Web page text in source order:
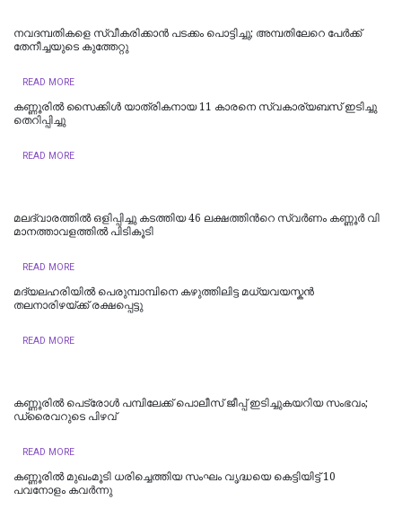
നവദമ്പതികളെ സ്വീകരിക്കാന്‍ പടക്കം പൊട്ടിച്ചു; അമ്പതിലേറെ പേര്‍ക്ക്
തേനീച്ചയുടെ കുത്തേറ്റു
READ MORE
കണ്ണൂരിൽ സൈക്കിൾ യാത്രികനായ 11 കാരനെ സ്വകാര്യബസ് ഇടിച്ചു
തെറിപ്പിച്ചു
READ MORE
മലദ്വാരത്തിൽ ഒളിപ്പിച്ചു കടത്തിയ 46 ല​ക്ഷ​ത്തി​ന്‍റെ സ്വ​ർ​ണം ക​ണ്ണൂ​ർ വി​
മാ​ന​ത്താ​വ​ള​ത്തി​ൽ പി​ടി​കൂ​ടി
READ MORE
മദ്യലഹരിയിൽ പെരുമ്പാമ്പിനെ കഴുത്തിലിട്ട മധ്യവയസ്കൻ
തലനാരിഴയ്ക്ക് രക്ഷപ്പെട്ടു
READ MORE
കണ്ണൂരിൽ പെട്രോൾ പമ്പിലേക്ക് പൊലീസ് ജീപ്പ് ഇടിച്ചുകയറിയ സംഭവം;
ഡ്രൈവറുടെ പിഴവ്
READ MORE
കണ്ണൂരിൽ മുഖംമൂടി ധരിച്ചെത്തിയ സംഘം വൃദ്ധയെ കെട്ടിയിട്ട് 10
പവനോളം കവർന്നു